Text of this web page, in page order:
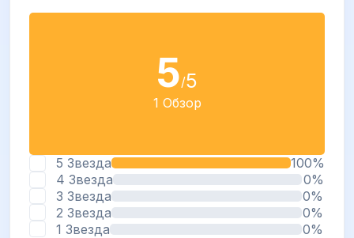
5/5
1 Обзор
5 Звезда
100%
4 Звезда
0%
3 Звезда
0%
2 Звезда
0%
1 Звезда
0%